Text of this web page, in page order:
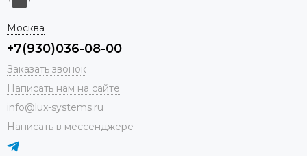
Москва
+7(930)036-08-00
Заказать звонок
Написать нам на сайте
info@lux-systems.ru
Написать в мессенджере